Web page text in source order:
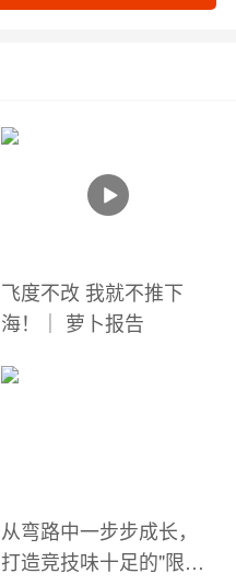
飞度不改 我就不推下
海！｜ 萝卜报告
从弯路中一步步成长，
打造竞技味十足的"限量